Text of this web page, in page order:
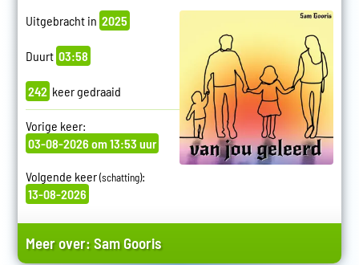
Uitgebracht in 2025
Duurt 03:58
242 keer gedraaid
Vorige keer:
03-08-2026 om 13:53 uur
Volgende keer(schatting):
13-08-2026
Meer over:Sam Gooris